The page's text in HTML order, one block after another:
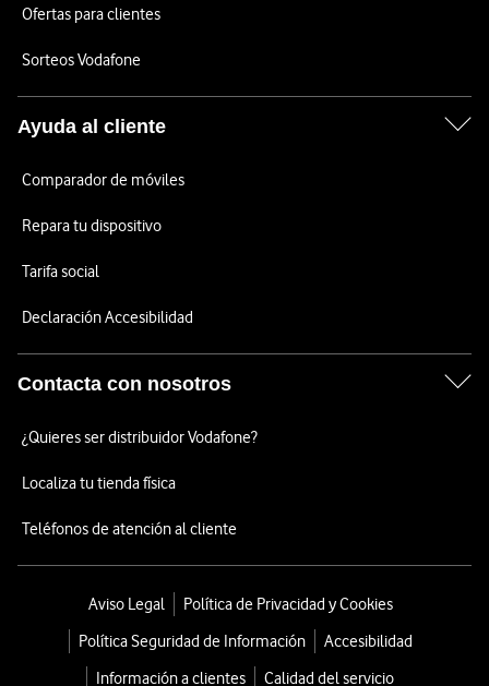
Ofertas para clientes
Sorteos Vodafone
Ayuda al cliente
Comparador de móviles
Repara tu dispositivo
Tarifa social
Declaración Accesibilidad
Contacta con nosotros
¿Quieres ser distribuidor Vodafone?
Localiza tu tienda física
Teléfonos de atención al cliente
Aviso Legal
Política de Privacidad y Cookies
Política Seguridad de Información
Accesibilidad
Información a clientes
Calidad del servicio